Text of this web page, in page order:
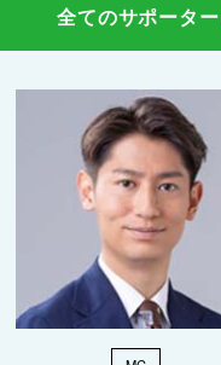
全てのサポータ